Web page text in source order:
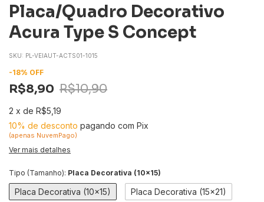
Placa/Quadro Decorativo
Acura Type S Concept
SKU: PL-VEIAUT-ACTS01-1015
-18% OFF
R$8,90 R$10,90
2 x de R$5,19
10% de desconto pagando com Pix
(apenas NuvemPago)
Ver mais detalhes
Tipo (Tamanho): Placa Decorativa (10x15)
Placa Decorativa (10x15) Placa Decorativa (15x21)